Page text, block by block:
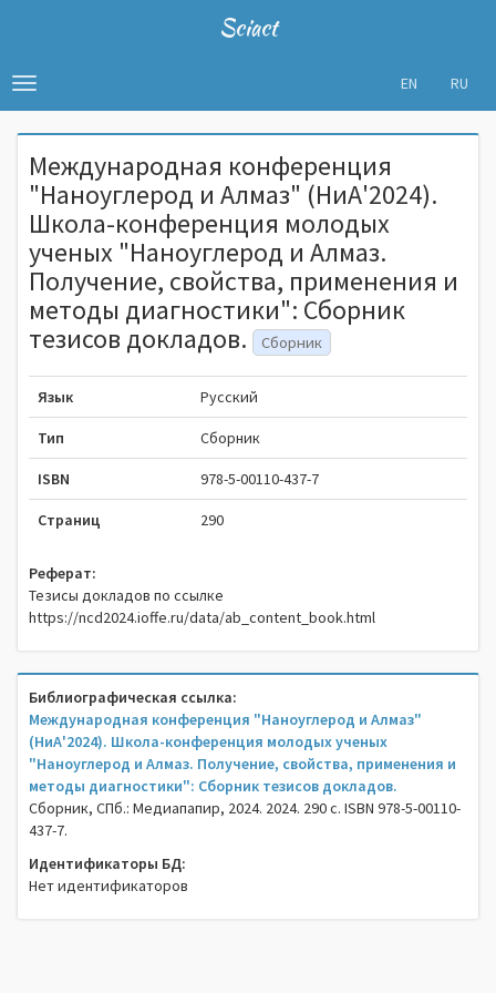
Sciact
Toggle
navigation
EN RU
Международная конференция
"Наноуглерод и Алмаз" (НиА'2024).
Школа-конференция молодых
ученых "Наноуглерод и Алмаз.
Получение, свойства, применения и
методы диагностики": Сборник
тезисов докладов.
Сборник
Язык Русский
Тип Сборник
ISBN 978-5-00110-437-7
Страниц 290
Реферат:
Тезисы докладов по ссылке
https://ncd2024.ioffe.ru/data/ab_content_book.html
Библиографическая ссылка:
Международная конференция "Наноуглерод и Алмаз"
(НиА'2024). Школа-конференция молодых ученых
"Наноуглерод и Алмаз. Получение, свойства, применения и
методы диагностики": Сборник тезисов докладов.
Сборник, СПб.: Медиапапир, 2024. 2024. 290 c. ISBN 978-5-00110-
437-7.
Идентификаторы БД:
Нет идентификаторов